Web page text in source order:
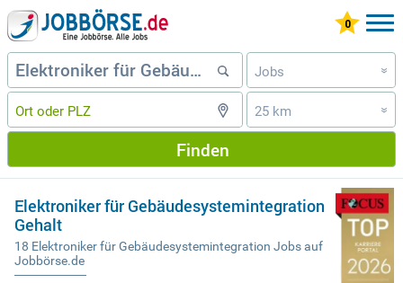
Jobs »
25 km »
Finden
Elektroniker für Gebäudesystemintegration
Gehalt
18 Elektroniker für Gebäudesystemintegration Jobs auf
Jobbörse.de